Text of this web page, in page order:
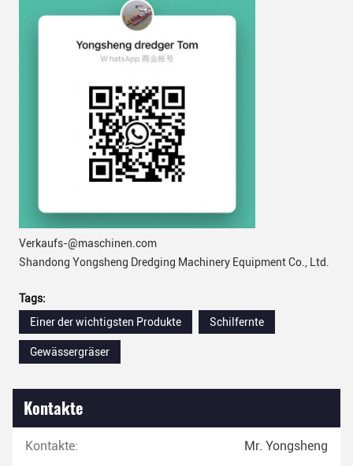
Verkaufs-@maschinen.com
Shandong Yongsheng Dredging Machinery Equipment Co., Ltd.
Tags:
Einer der wichtigsten Produkte
Schilfernte
Gewässergräser
Kontakte
Kontakte: Mr. Yongsheng